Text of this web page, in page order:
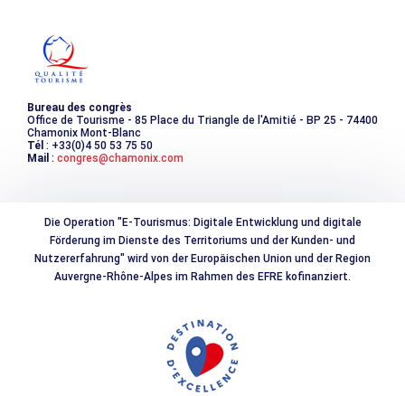
Les incontournables
Photothèque
Bureau des congrès
Office de Tourisme - 85 Place du Triangle de l'Amitié - BP 25 - 74400
Chamonix Mont-Blanc
Tél : +33(0)4 50 53 75 50
Mail : congres@chamonix.com
Die Operation "E-Tourismus: Digitale Entwicklung und digitale
Förderung im Dienste des Territoriums und der Kunden- und
Nutzererfahrung" wird von der Europäischen Union und der Region
Auvergne-Rhône-Alpes im Rahmen des EFRE kofinanziert.